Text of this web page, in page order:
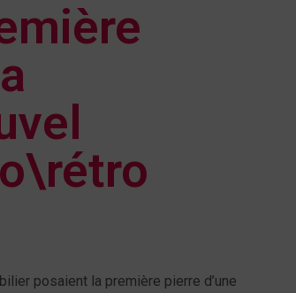
posaient la première pierre d’une